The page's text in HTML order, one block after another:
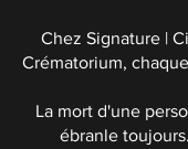
Chez Signature |
Crématorium,
La mort d'une
ébranle